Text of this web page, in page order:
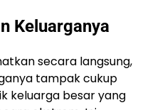
Keluarganya
secara langsung,
tampak cukup
keluarga besar yang